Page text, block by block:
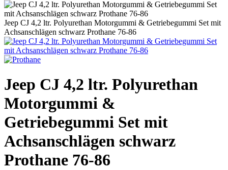
Jeep CJ 4,2 ltr. Polyurethan Motorgummi & Getriebegummi Set mit
Achsanschlägen schwarz Prothane 76-86
Jeep CJ 4,2 ltr. Polyurethan
Motorgummi &
Getriebegummi Set mit
Achsanschlägen schwarz
Prothane 76-86